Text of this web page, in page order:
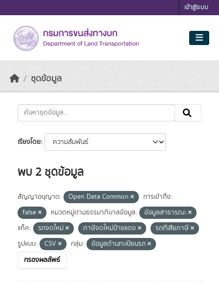
เข้าสู่ระบบ
ชุดข้อมูล
เรียงโดย
พบ 2 ชุดข้อมูล
สัญญาอนุญาต: Open Data Common
การเข้าถึง:
false
หมวดหมู่ตามธรรมาภิบาลข้อมูล:
ข้อมูลสาธารณะ
แท็ค:
รถจดใหม่ ภาษีจดใหม่ป้ายแดง
รถที่เสียภาษี
รูปแบบ:
CSV กลุ่ม:
ข้อมูลด้านทะเบียนรถ
กรองผลลัพธ์